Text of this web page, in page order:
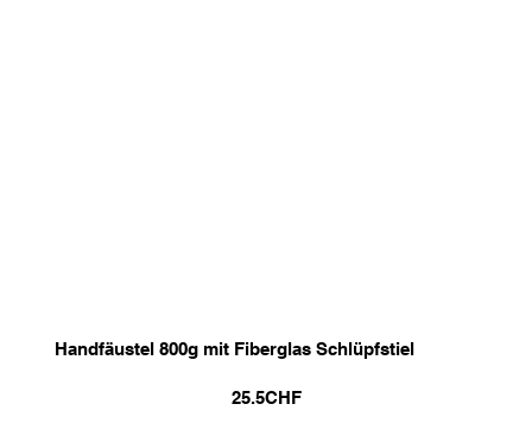
Handfäustel 800g mit Fiberglas Schlüpfstiel
25.5CHF